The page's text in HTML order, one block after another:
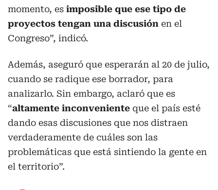
momento, es imposible que ese tipo de
proyectos tengan una discusión en el
Congreso”, indicó.
Además, aseguró que esperarán al 20 de julio,
cuando se radique ese borrador, para
analizarlo. Sin embargo, aclaró que es
“altamente inconveniente que el país esté
dando esas discusiones que nos distraen
verdaderamente de cuáles son las
problemáticas que está sintiendo la gente en
el territorio”.